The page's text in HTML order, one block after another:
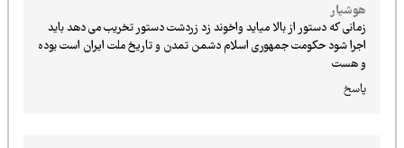
هوشیار
زمانی که دستور از بالا میاید واخوند زد زردشت دستور تخریب می دهد باید
اجرا شود حکومت جمهوری اسلام دشمن تمدن و تاریخ ملت ایران است بوده
و هست